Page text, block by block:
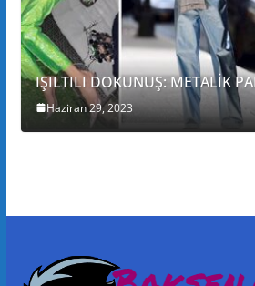
IŞILTILI DOKUNUŞ: METALİK
Haziran 29, 2023